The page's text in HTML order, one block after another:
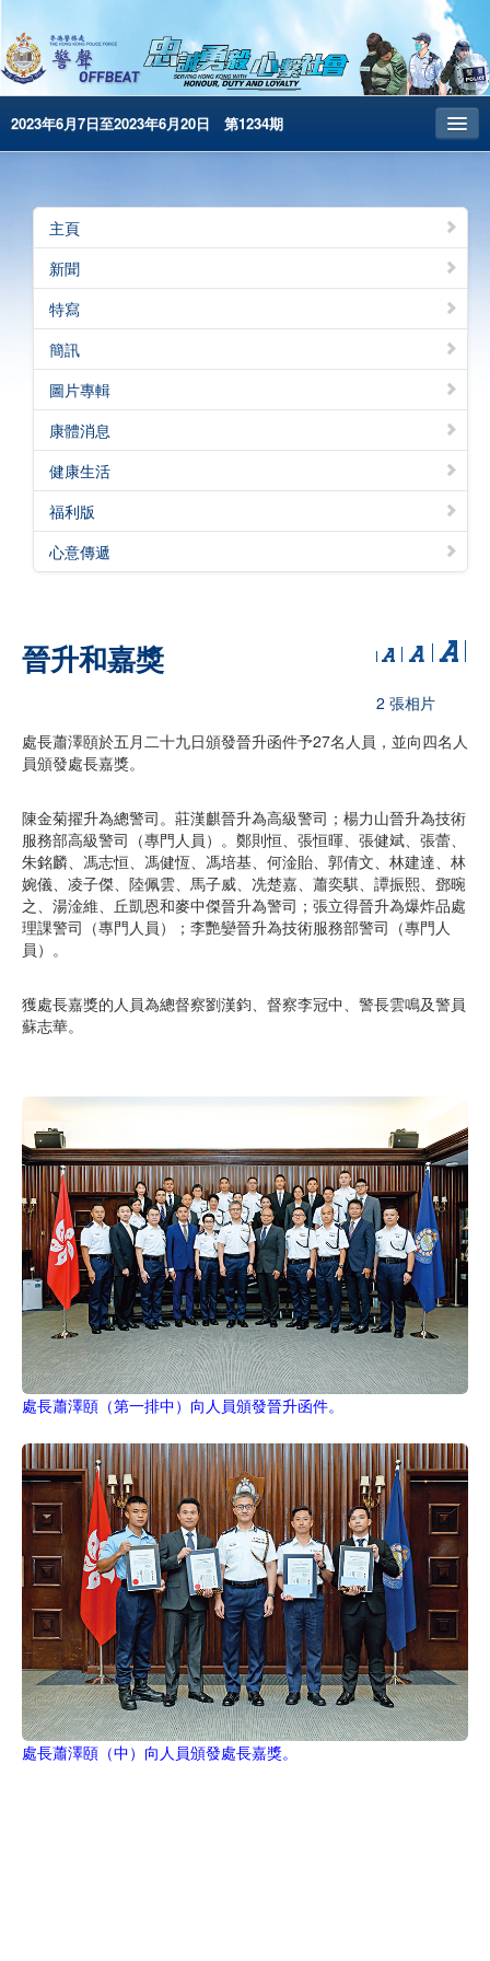
2023年6月7日至2023年6月20日 第1234期
昔日警聲
警務處主頁
简体版
English
電子書版
警聲特刊
主頁
新聞
特寫
簡訊
圖片專輯
康體消息
健康生活
福利版
心意傳遞
晉升和嘉獎
2 張相片
處長蕭澤頤於五月二十九日頒發晉升函件予27名人員，並向四名人
員頒發處長嘉獎。
陳金菊擢升為總警司。莊漢麒晉升為高級警司；楊力山晉升為技術
服務部高級警司（專門人員）。鄭則恒、張恒暉、張健斌、張蕾、
朱銘麟、馮志恒、馮健恆、馮培基、何淦貽、郭倩文、林建達、林
婉儀、凌子傑、陸佩雲、馬子威、冼楚嘉、蕭奕騏、譚振熙、鄧晼
之、湯淦維、丘凱恩和麥中傑晉升為警司；張立得晉升為爆炸品處
理課警司（專門人員）；李艷孌晉升為技術服務部警司（專門人
員）。
獲處長嘉獎的人員為總督察劉漢鈞、督察李冠中、警長雲鳴及警員
蘇志華。
處長蕭澤頤（第一排中）向人員頒發晉升函件。
處長蕭澤頤（中）向人員頒發處長嘉獎。